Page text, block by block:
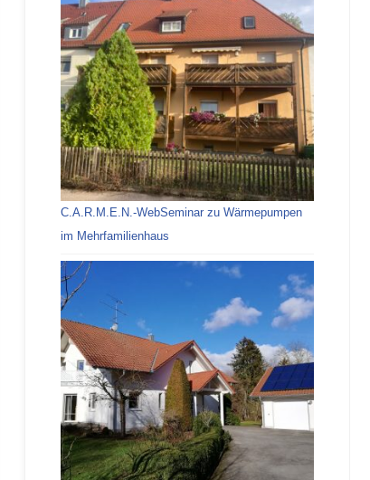
C.A.R.M.E.N.-WebSeminar zu Wärmepumpen
im Mehrfamilienhaus